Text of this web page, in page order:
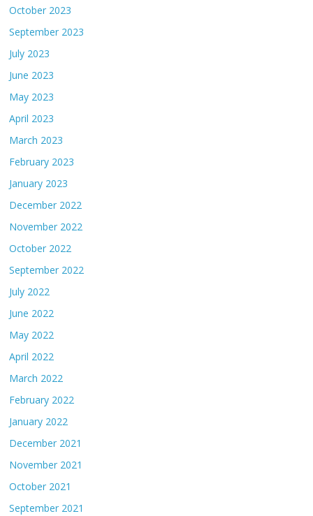
October 2023
September 2023
July 2023
June 2023
May 2023
April 2023
March 2023
February 2023
January 2023
December 2022
November 2022
October 2022
September 2022
July 2022
June 2022
May 2022
April 2022
March 2022
February 2022
January 2022
December 2021
November 2021
October 2021
September 2021